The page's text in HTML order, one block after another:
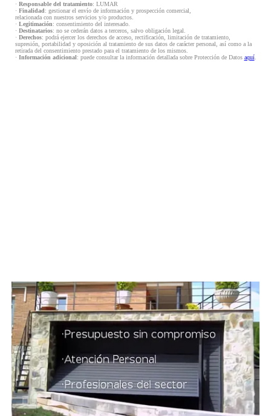
· Responsable del tratamiento: LUMAR
· Finalidad: gestionar el envío de información y prospección comercial,
relacionada con nuestros servicios y/o productos.
· Legitimación: consentimiento del interesado.
· Destinatarios: no se cederán datos a terceros, salvo obligación legal.
· Derechos: podrá ejercer los derechos de acceso, rectificación, limitación de tratamiento,
supresión, portabilidad y oposición al tratamiento de sus datos de carácter personal, así como a la
retirada del consentimiento prestado para el tratamiento de los mismos.
· Información adicional: puede consultar la información detallada sobre Protección de Datos aquí.